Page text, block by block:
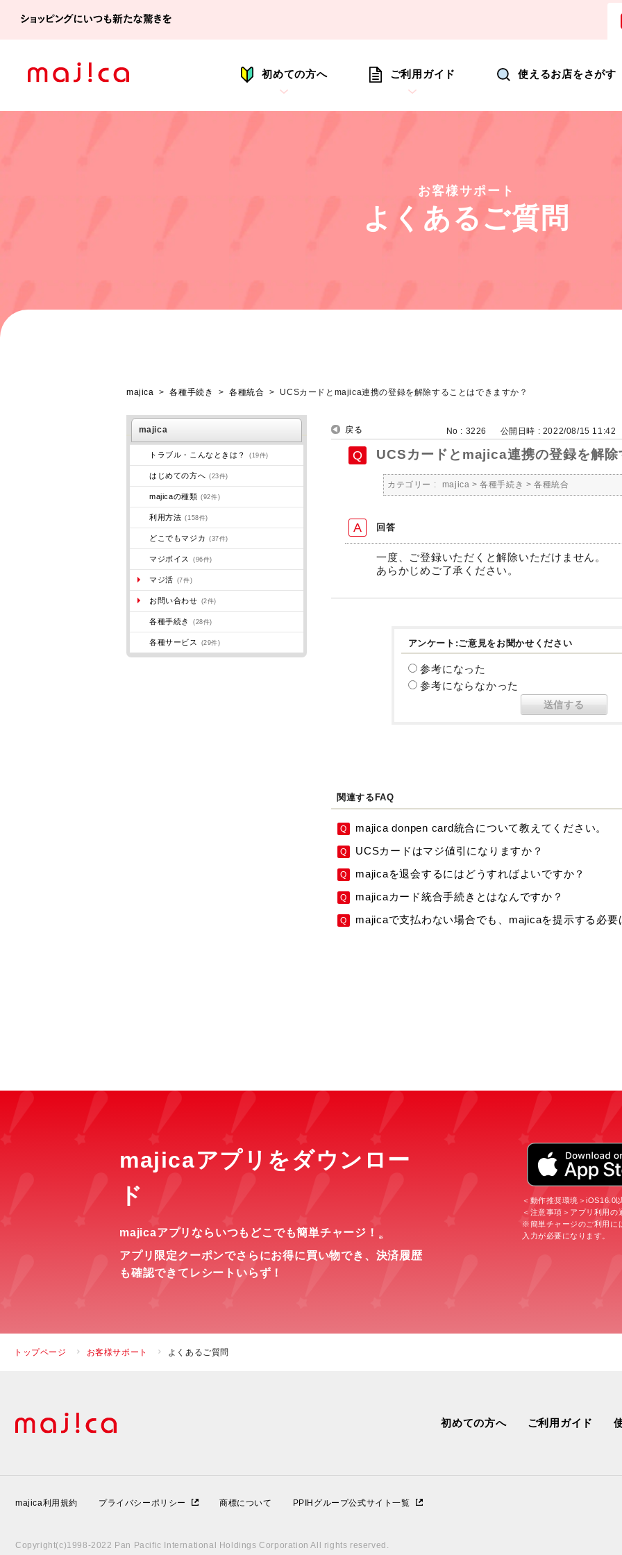
初めての方へ ご利用ガイド 使えるお店をさがす
お客様サポート
よくあるご質問
majica > 各種手続き > 各種統合 > UCSカードとmajica連携の登録を解除することはできますか？
majica
トラブル・こんなときは？ (19件)
はじめての方へ (23件)
majicaの種類 (92件)
利用方法 (158件)
どこでもマジカ (37件)
マジボイス (96件)
マジ活 (7件)
お問い合わせ (2件)
各種手続き (28件)
各種サービス (29件)
戻る No : 3226 公開日時 : 2022/08/15 11:42
UCSカードとmajica連携の登録を解除
カテゴリー : majica >各種手続き >各種統合
回答
一度、ご登録いただくと解除いただけません。
あらかじめご了承ください。
アンケート:ご意見をお聞かせください
参考になった
参考にならなかった
関連するFAQ
majica donpen card統合について教えてください。
UCSカードはマジ値引になりますか？
majicaを退会するにはどうすればよいですか？
majicaカード統合手続きとはなんですか？
majicaで支払わない場合でも、majicaを提示する必要
majicaアプリをダウンロー
ド
majicaアプリならいつもどこでも簡単チャージ！ ※
アプリ限定クーポンでさらにお得に買い物でき、 決済履歴
も確認できてレシートいらず！
＜動作推奨環境＞iOS16.0
＜注意事項＞アプリ利用の
※簡単チャージのご利用に
入力が必要になります。
トップページ お客様サポート よくあるご質問
初めての方へ ご利用ガイド
majica利用規約 プライバシーポリシー 商標について PPIHグループ公式サイト一覧
Copyright(c)1998-2022 Pan Pacific International Holdings Corporation All rights reserved.